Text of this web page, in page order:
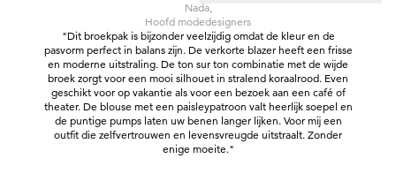
Nada,
Hoofd modedesigners
"Dit broekpak is bijzonder veelzijdig omdat de kleur en de
pasvorm perfect in balans zijn. De verkorte blazer heeft een frisse
en moderne uitstraling. De ton sur ton combinatie met de wijde
broek zorgt voor een mooi silhouet in stralend koraalrood. Even
geschikt voor op vakantie als voor een bezoek aan een café of
theater. De blouse met een paisleypatroon valt heerlijk soepel en
de puntige pumps laten uw benen langer lijken. Voor mij een
outfit die zelfvertrouwen en levensvreugde uitstraalt. Zonder
enige moeite."